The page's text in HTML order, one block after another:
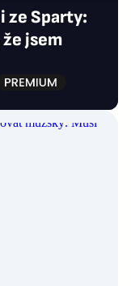
ze Sparty:
jsem